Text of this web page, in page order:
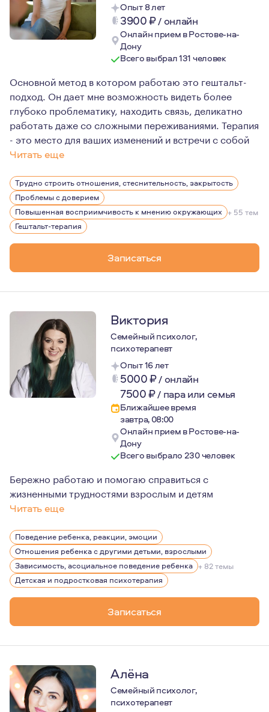
Опыт 8 лет
3900₽/ онлайн
Онлайн прием в Ростове-на-
Дону
Всего выбрал 131 человек
Основной метод в котором работаю это гештальт-
подход. Он дает мне возможность видеть более
глубоко проблематику, находить связь, деликатно
работать даже со сложными переживаниями. Терапия
- это место для ваших изменений и встречи с собой
Читать еще
Более 10 лет назад я пришла в психологию с личным
Трудно строить отношения, стеснительность, закрытость
Проблемы с доверием
Повышенная восприимчивость к мнению окружающих + 55 тем
Гештальт-терапия
Записаться
Виктория
Семейный психолог,
психотерапевт
Опыт 16 лет
5000₽/ онлайн
7500₽/ пара или семья
Ближайшее время
завтра, 08:00
Онлайн прием в Ростове-на-
Дону
Всего выбрало 230 человек
Бережно работаю и помогаю справиться с
жизненными трудностями взрослым и детям
Читать еще
В работе я опираюсь на научные исследования мозга и
Зная закономерности их работы, я помогаю людям
Поведение ребенка, реакции, эмоции
Отношения ребенка с другими детьми, взрослыми
Зависимость, асоциальное поведение ребенка + 82 темы
Детская и подростковая психотерапия
Записаться
Алёна
Семейный психолог,
психотерапевт